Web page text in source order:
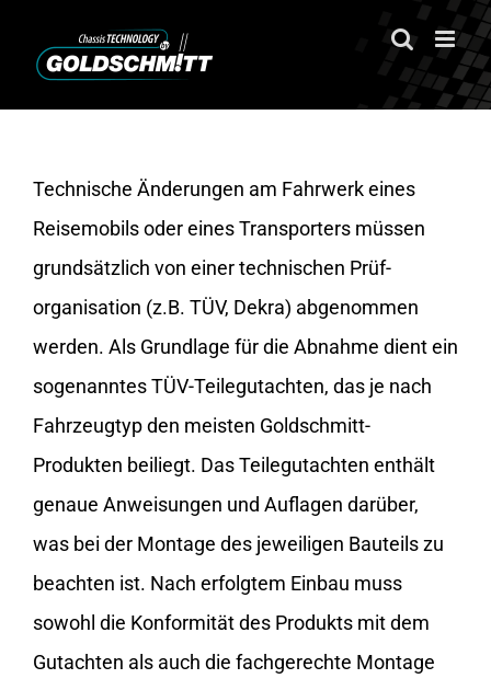
Inhalt
Technische Änderungen am Fahrwerk eines
Reisemobils oder eines Transporters müssen
grundsätzlich von einer technischen Prüf­
organisation (z.B. TÜV, Dekra) abgenommen
werden. Als Grundlage für die Abnahme dient ein
sogenanntes TÜV-Teilegutachten, das je nach
Fahrzeugtyp den meisten Goldschmitt-
Produkten beiliegt. Das Teilegutachten enthält
genaue Anweisungen und Auflagen darüber,
was bei der Montage des jeweiligen Bauteils zu
beachten ist. Nach erfolgtem Einbau muss
sowohl die Konformität des Produkts mit dem
Gutachten als auch die fachgerechte Montage